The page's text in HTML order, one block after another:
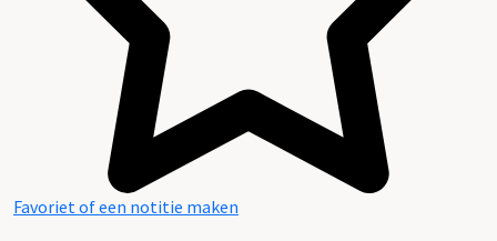
Favoriet of een notitie maken